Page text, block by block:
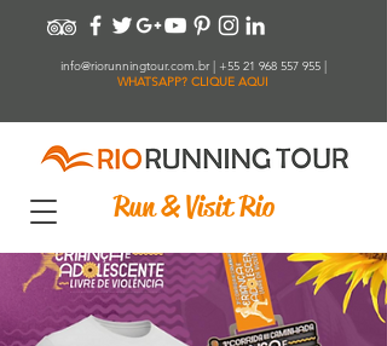
info@riorunningtour.com.br| +55 21 968 557 955|
WHATSAPP? CLIQUE AQUI
Run & Visit Rio